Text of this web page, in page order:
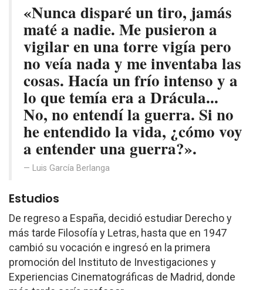
«Nunca disparé un tiro, jamás
maté a nadie. Me pusieron a
vigilar en una torre vigía pero
no veía nada y me inventaba las
cosas. Hacía un frío intenso y a
lo que temía era a Drácula...
No, no entendí la guerra. Si no
he entendido la vida, ¿cómo voy
a entender una guerra?».
Luis García Berlanga
Estudios
De regreso a España, decidió estudiar Derecho y
más tarde Filosofía y Letras, hasta que en 1947
cambió su vocación e ingresó en la primera
promoción del Instituto de Investigaciones y
Experiencias Cinematográficas de Madrid, donde